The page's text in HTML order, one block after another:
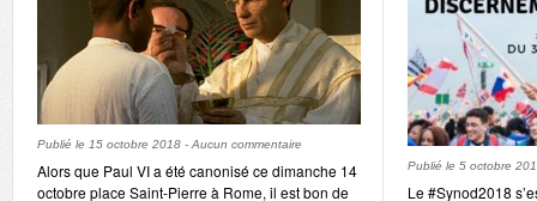
Publié le 15 octobre 2018 - Aucun commentaire
Alors que Paul VI a été canonisé ce dimanche 14
octobre place Saint-Pierre à Rome, il est bon de
Publié le 5 octobre
Le #Synod2018